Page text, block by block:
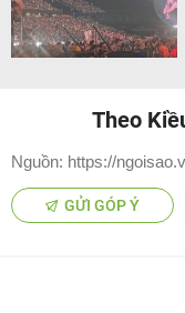
Theo
Nguồn: https://
GỬI GÓP Ý